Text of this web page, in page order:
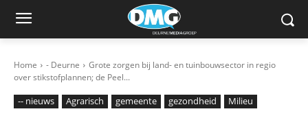
Home - Deurne
Grote zorgen bij land- en tuinbouwsector in regio
over stikstofplannen; de Peel...
-- nieuws Agrarisch gemeente gezondheid Milieu